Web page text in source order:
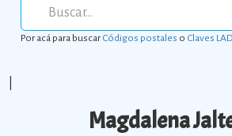
Por acá para buscarCódigos postales o Claves
Magdalena